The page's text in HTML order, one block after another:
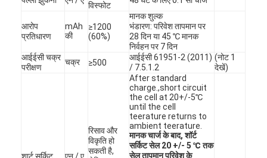
घर
उत्पादों
विस्फोट
आरोप
प्रतिधारण
mAh
की
≥1200
(60%)
मानक शुल्क
भंडारण: परिवेश तापमान पर
28 दिन या 45 ℃ मानक
निर्वहन पर 7 दिन
आईईसी चक्र
परीक्षण
चक्र ≥500
आईईसी 61951-2 (2011)
/ 7.5.1.2
(नोट 1
देखें)
रिसाव और
विकृति हो
सकती है,
After standard
charge.,short circuit
the cell at 20+/-5℃
until the cell
teerature returns to
ambient teerature.
मानक चार्ज के बाद, शॉर्ट
सर्किट सेल 20 +/- 5 ℃ तक
सेल तापमान परिवेश के